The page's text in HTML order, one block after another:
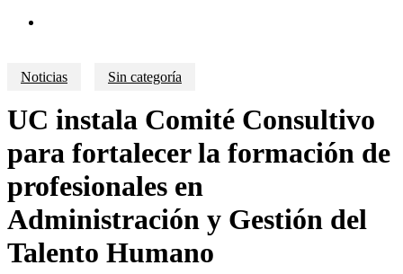
Noticias Sin categoría
UC instala Comité Consultivo
para fortalecer la formación de
profesionales en
Administración y Gestión del
Talento Humano